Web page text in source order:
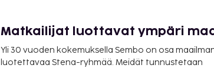
Matkailijat luottavat ympäri
Yli 30 vuoden kokemuksella Sembo on osa
luotettavaa Stena-ryhmää. Meidät tunnustetaan